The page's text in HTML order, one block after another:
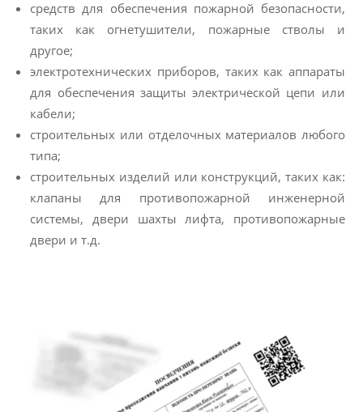
средств для обеспечения пожарной безопасности,
таких как огнетушители, пожарные стволы и
другое;
электротехнических приборов, таких как аппараты
для обеспечения защиты электрической цепи или
кабели;
строительных или отделочных материалов любого
типа;
строительных изделий или конструкций, таких как:
клапаны для противопожарной инженерной
системы, двери шахты лифта, противопожарные
двери и т.д.